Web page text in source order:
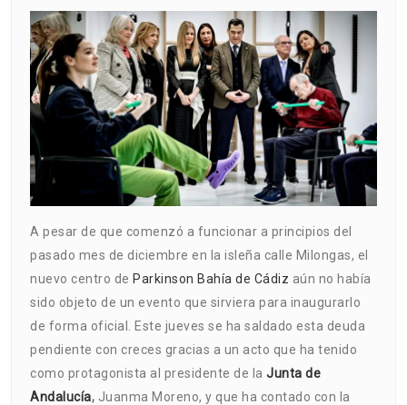
A pesar de que comenzó a funcionar a principios del
pasado mes de diciembre en la isleña calle Milongas, el
nuevo centro de Parkinson Bahía de Cádiz aún no había
sido objeto de un evento que sirviera para inaugurarlo
de forma oficial. Este jueves se ha saldado esta deuda
pendiente con creces gracias a un acto que ha tenido
como protagonista al presidente de la Junta de
Andalucía, Juanma Moreno, y que ha contado con la